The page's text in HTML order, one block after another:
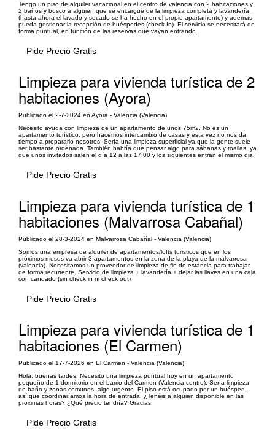
Tengo un piso de alquiler vacacional en el centro de valencia con 2 habitaciones y
2 baños y busco a alguien que se encargue de la limpieza completa y lavandería
(hasta ahora el lavado y secado se ha hecho en el propio apartamento) y además
pueda gestionar la recepción de huéspedes (check-In). El servicio se necesitará de
forma puntual, en función de las reservas que vayan entrando.
Pide Precio Gratis
Limpieza para vivienda turística de 2
habitaciones (Ayora)
Publicado el 2-7-2024 en Ayora - Valencia (Valencia)
Necesito ayuda con limpieza de un apartamento de unos 75m2. No es un
apartamento turístico, pero hacemos intercambio de casas y esta vez no nos da
tiempo a prepararlo nosotros. Sería una limpieza superficial ya que la gente suele
ser bastante ordenada. También habría que pensar algo para sábanas y toallas, ya
que unos invitados salen el día 12 a las 17:00 y los siguientes entran el mismo dia.
Pide Precio Gratis
Limpieza para vivienda turística de 1
habitaciones (Malvarrosa Cabañal)
Publicado el 28-3-2024 en Malvarrosa Cabañal - Valencia (Valencia)
Somos una empresa de alquiler de apartamentos/lofts turisticos que en los
próximos meses va abrir 3 apartamentos en la zona de la playa de la malvarrosa
(valencia). Necesitamos un proveedor de limpieza de fin de estancia para trabajar
de forma recurrente. Servicio de limpieza + lavandería + dejar las llaves en una caja
con candado (sin check in ni check out)
Pide Precio Gratis
Limpieza para vivienda turística de 1
habitaciones (El Carmen)
Publicado el 17-7-2026 en El Carmen - Valencia (Valencia)
Hola, buenas tardes. Necesito una limpieza puntual hoy en un apartamento
pequeño de 1 dormitorio en el barrio del Carmen (Valencia centro). Sería limpieza
de baño y zonas comunes, algo urgente. El piso está ocupado por un huésped,
así que coordinaríamos la hora de entrada. ¿Tenéis a alguien disponible en las
próximas horas? ¿Qué precio tendría? Gracias.
Pide Precio Gratis